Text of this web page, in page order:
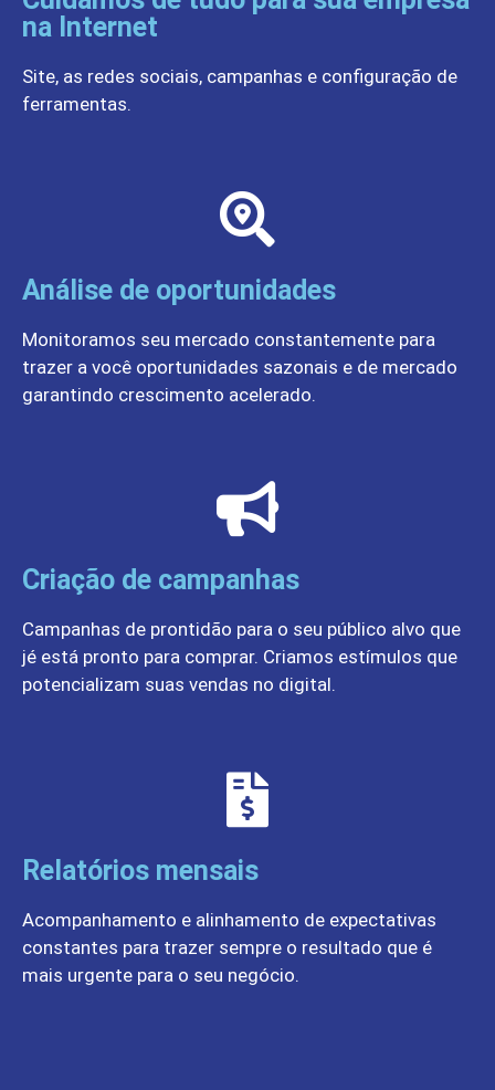
na Internet
Site, as redes sociais, campanhas e configuração de
ferramentas.
Análise de oportunidades
Monitoramos seu mercado constantemente para
trazer a você oportunidades sazonais e de mercado
garantindo crescimento acelerado.
Criação de campanhas
Campanhas de prontidão para o seu público alvo que
jé está pronto para comprar. Criamos estímulos que
potencializam suas vendas no digital.
Relatórios mensais
Acompanhamento e alinhamento de expectativas
constantes para trazer sempre o resultado que é
mais urgente para o seu negócio.